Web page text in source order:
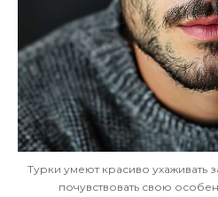
Турки умеют красиво ухаживать
почувствовать свою